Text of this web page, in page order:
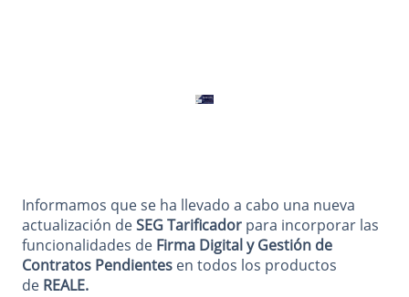
Informamos que se ha llevado a cabo una nueva
actualización deSEG Tarificador para incorporar las
funcionalidades de Firma Digital y Gestión de
Contratos Pendientes en todos los productos
de REALE.